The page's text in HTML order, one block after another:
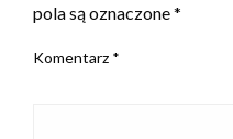
pola są oznaczone*
Komentarz *